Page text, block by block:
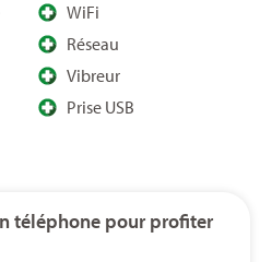
WiFi
Réseau
Vibreur
Prise USB
téléphone pour profiter